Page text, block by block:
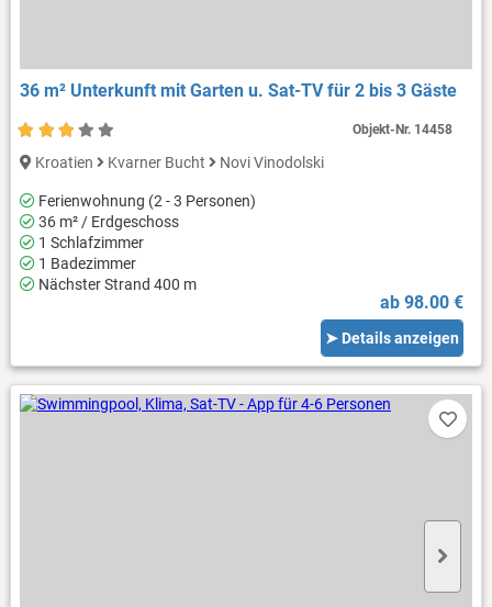
36 m² Unterkunft mit Garten u. Sat-TV für 2 bis 3 Gäste
Kroatien Kvarner Bucht Novi Vinodolski
Ferienwohnung (2 - 3 Personen)
36 m² / Erdgeschoss
1 Schlafzimmer
1 Badezimmer
Nächster Strand 400 m
ab 98.00 €
➤ Details anzeigen
Objekt-Nr. 14458